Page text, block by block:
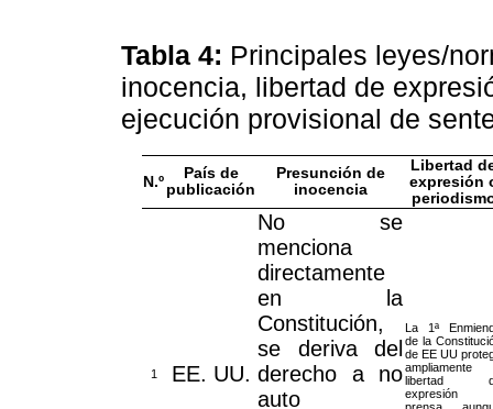
Tabla 4: Principales leyes/
inocencia, libertad de
ejecución provisional de
N.º
País de
publicación
Presunción de
inocencia
Libertad
expresión
1 EE. UU.
No se
menciona
directamente
en la
Constitución,
se deriva del
derecho a no
auto
La 1ª
de la
de EE UU
ampliamente
libertad
expresión